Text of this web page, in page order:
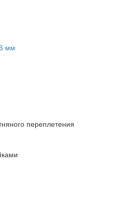
мм
переплетения